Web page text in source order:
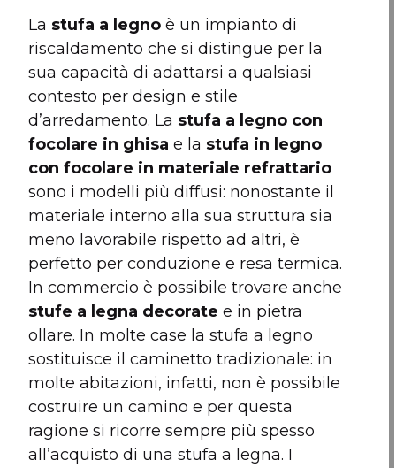
La stufa a legnoè un impianto di
riscaldamento che si distingue per la
sua capacità di adattarsi a qualsiasi
contesto per design e stile
d’arredamento. La stufa a legno con
focolare in ghisa e la stufa in legno
con focolare in materiale refrattario
sono i modelli più diffusi: nonostante il
materiale interno alla sua struttura sia
meno lavorabile rispetto ad altri, è
perfetto per conduzione e resa termica.
In commercio è possibile trovare anche
stufe a legna decorate e in pietra
ollare. In molte case la stufa a legno
sostituisce il caminetto tradizionale: in
molte abitazioni, infatti, non è possibile
costruire un camino e per questa
ragione si ricorre sempre più spesso
all’acquisto di una stufa a legna. I